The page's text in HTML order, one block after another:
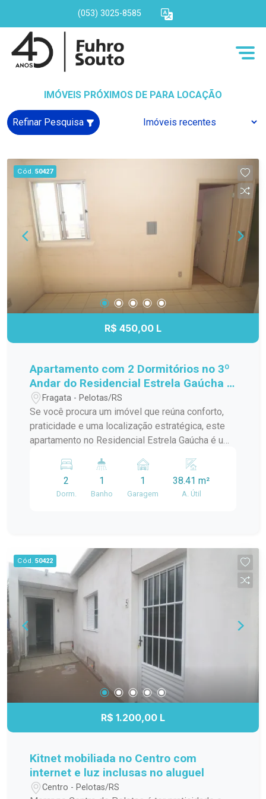
(053) 3025-8585
IMÓVEIS PRÓXIMOS DE PARA LOCAÇÃO
Refinar Pesquisa
Cód. 50427
R$ 450,00 L
Apartamento com 2 Dormitórios no 3º
Andar do Residencial Estrela Gaúcha -
Excelente Localização
Fragata - Pelotas/RS
Se você procura um imóvel que reúna conforto,
praticidade e uma localização estratégica, este
apartamento no Residencial Estrela Gaúcha é uma
distribuídos e ótima iluminação natural, é ideal
para quem deseja viver com comodidade no dia a
aproveitamento do espaço; Banheiro completo;
Apartamento localizado no 3º andar,
proporcionando mais privacidade, boa ventilação
e excelente iluminação natural. Localização
Localizado na Avenida Duque de Caxias, o
Residencial Estrela Gaúcha oferece fácil acesso
aos principais pontos da cidade. O imóvel está
próximo a supermercados, escolas, farmácias,
transporte público e diversos comércios e
serviços, trazendo mais praticidade para o dia a
de conhecer este apartamento. Entre em contato
e agende sua visita para descobrir tudo o que
2
Dorm.
1
Banho
1
Garagem
38.41 m²
A. Útil
Cód. 50422
R$ 1.200,00 L
Kitnet mobiliada no Centro com
internet e luz inclusas no aluguel
Centro - Pelotas/RS